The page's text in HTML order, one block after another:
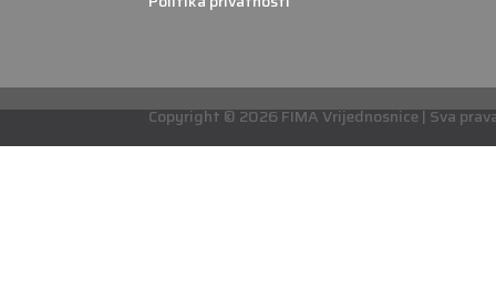
Copyright © 2026 FIMA Vrijednosnice | Sva